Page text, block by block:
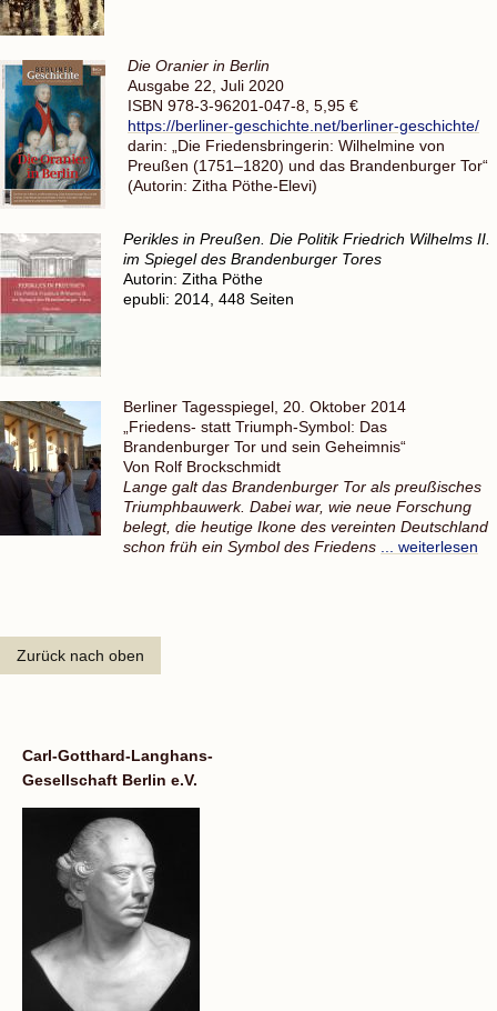
Die Oranier in Berlin
Ausgabe 22, Juli 2020
ISBN 978-3-96201-047-8, 5,95 €
https://berliner-geschichte. net/berliner-geschichte/
darin: „Die Friedensbringerin: Wilhelmine von
Preußen (1751–1820) und das Brandenburger Tor“
(Autorin: Zitha Pöthe-Elevi)
Perikles in Preußen. Die Politik Friedrich Wilhelms II.
im Spiegel des Brandenburger Tores
Autorin: Zitha Pöthe
epubli: 2014, 448 Seiten
Berliner Tagesspiegel, 20. Oktober 2014
„Friedens- statt Triumph-Symbol: Das
Brandenburger Tor und sein Geheimnis“
Von Rolf Brockschmidt
Lange galt das Brandenburger Tor als preußisches
Triumphbauwerk. Dabei war, wie neue Forschung
belegt, die heutige Ikone des vereinten Deutschland
schon früh ein Symbol des Friedens
... weiterlesen
Zurück nach oben
Carl-Gotthard-Langhans-
Gesellschaft Berlin e.V.